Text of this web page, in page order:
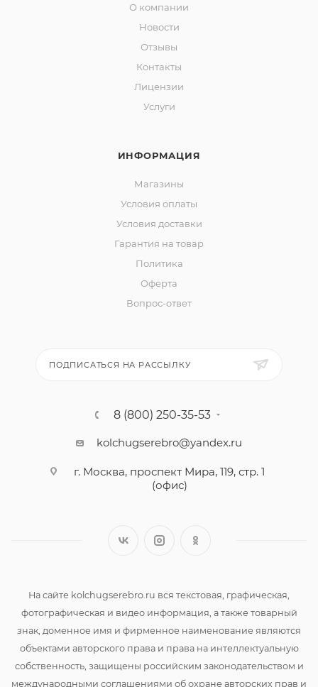
О компании
Новости
Отзывы
Контакты
Лицензии
Услуги
ИНФОРМАЦИЯ
Магазины
Условия оплаты
Условия доставки
Гарантия на товар
Политика
Оферта
Вопрос-ответ
ПОДПИСАТЬСЯ НА РАССЫЛКУ
8 (800) 250-35-53
kolchugserebro@yandex.ru
г. Москва, проспект Мира, 119, стр. 1
(офис)
На сайте kolchugserebro.ru вся текстовая, графическая,
фотографическая и видео информация, а также товарный
знак, доменное имя и фирменное наименование являются
объектами авторского права и права на интеллектуальную
собственность, защищены российским законодательством и
международными соглашениями об охране авторских прав и